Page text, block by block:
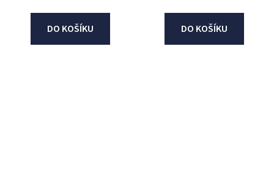
DO KOŠÍKU DO KOŠÍKU